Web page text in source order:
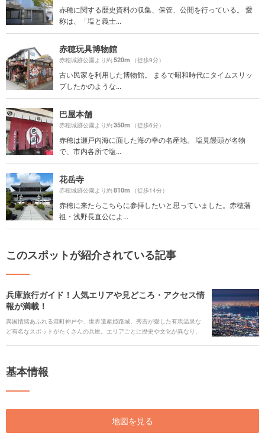
赤穂に関する歴史資料の収集、保管、公開を行っている。 愛
称は、「塩と義士...
赤穂玩具博物館
赤穂城跡公園より約520m （徒歩9分）
古い民家を利用した博物館。 まるで昭和時代にタイムスリッ
プしたかのような...
巴屋本舗
赤穂城跡公園より約350m （徒歩6分）
赤穂は瀬戸内海に面した海の幸の名産地。 塩見饅頭が名物
で、市内各所で塩...
花岳寺
赤穂城跡公園より約810m （徒歩14分）
赤穂に来たらこちらに参拝したいと思っていました。赤穂藩
祖・浅野長直公によ...
このスポットが紹介されている記事
兵庫旅行ガイド！人気エリアや見どころ・アクセス情
報が満載！
異国情緒あふれる港町神戸や、世界遺産姫路城、秀吉が愛した有馬温泉な
ど有名なスポットがたくさんの兵庫。エリアごとに歴史や文化が異なり、
基本情報
地図を見る